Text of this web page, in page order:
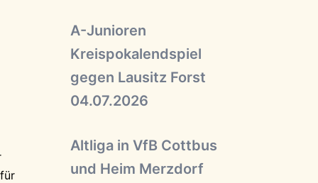
A-Junioren
Kreispokalendspiel
gegen Lausitz Forst
04.07.2026
Altliga in VfB Cottbus
und Heim Merzdorf